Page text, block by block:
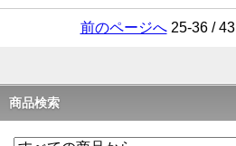
前のページへ25-36 / 43
商品検索